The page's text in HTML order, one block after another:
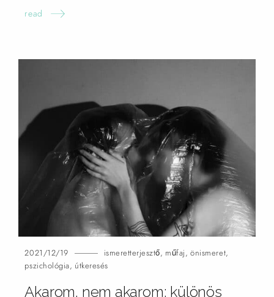
read
2021/12/19 ismeretterjesztő, műfaj,önismeret,
pszichológia, útkeresés
Akarom, nem akarom: különös